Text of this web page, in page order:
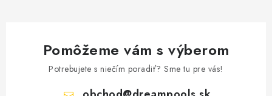
Pomôžeme vám s výberom
Potrebujete s niečím poradiť? Sme tu pre vás!